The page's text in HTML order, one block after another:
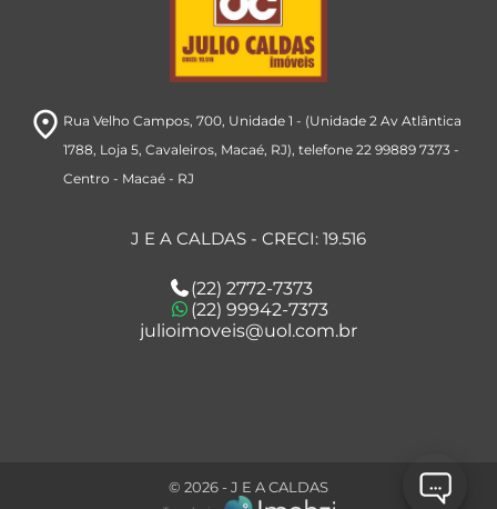
room Rua Velho Campos, 700, Unidade 1 - (Unidade 2 Av Atlântica
1788, Loja 5, Cavaleiros, Macaé, RJ), telefone 22 99889 7373-
Centro - Macaé- RJ
J E A CALDAS - CRECI: 19.516
(22) 2772-7373
(22) 99942-7373
julioimoveis@uol.com.br
© 2026 - J E A CALDAS